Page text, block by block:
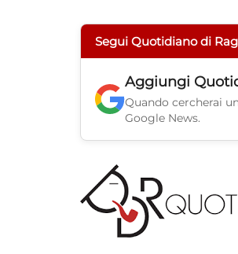
Segui Quotidiano di
Aggiungi
Quando cercherai
Google News.